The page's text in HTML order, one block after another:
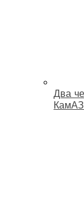
Два